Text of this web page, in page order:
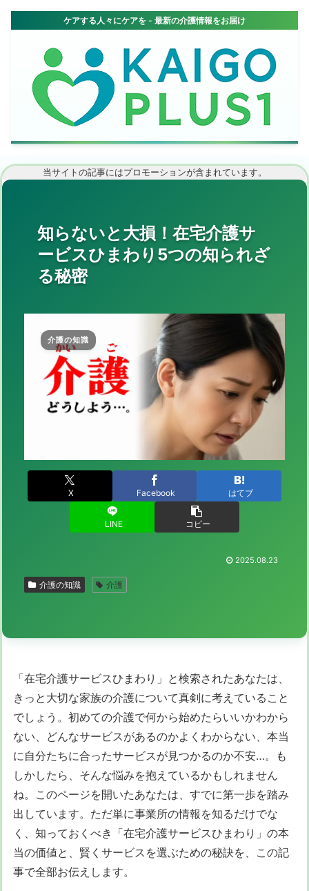
当サイトの記事にはプロモーションが含まれています。
知らないと大損！在宅介護サ
ービスひまわり5つの知られざ
る秘密
介護の知識
X Facebook はてブ
LINE コピー
2025.08.23
介護の知識 介護
「在宅介護サービスひまわり」と検索されたあなたは、
きっと大切な家族の介護について真剣に考えていること
でしょう。初めての介護で何から始めたらいいかわから
ない、どんなサービスがあるのかよくわからない、本当
に自分たちに合ったサービスが見つかるのか不安…。も
しかしたら、そんな悩みを抱えているかもしれません
ね。このページを開いたあなたは、すでに第一歩を踏み
出しています。ただ単に事業所の情報を知るだけでな
く、知っておくべき「在宅介護サービスひまわり」の本
当の価値と、賢くサービスを選ぶための秘訣を、この記
事で全部お伝えします。